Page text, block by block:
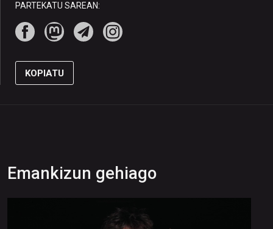
PARTEKATU SAREAN:
KOPIATU
Emankizun gehiago